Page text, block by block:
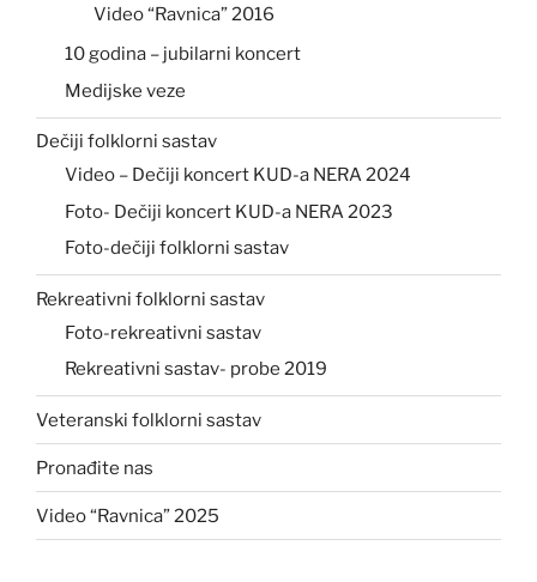
Video “Ravnica” 2016
10 godina – jubilarni koncert
Medijske veze
Dečiji folklorni sastav
Video – Dečiji koncert KUD-a NERA 2024
Foto- Dečiji koncert KUD-a NERA 2023
Foto-dečiji folklorni sastav
Rekreativni folklorni sastav
Foto-rekreativni sastav
Rekreativni sastav- probe 2019
Veteranski folklorni sastav
Pronađite nas
Video “Ravnica” 2025